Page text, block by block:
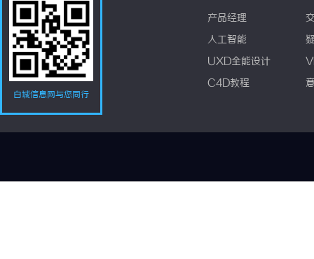
白城信息网与您同行
产品经理
人工智能
UXD全能设计
C4D教程